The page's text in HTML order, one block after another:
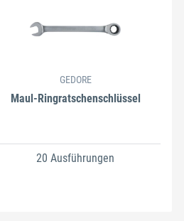
GEDORE
Maul-Ringratschenschlüssel
20 Ausführungen